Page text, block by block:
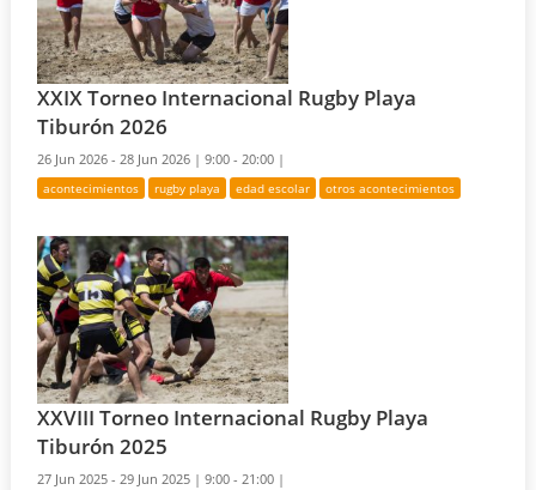
XXIX Torneo Internacional Rugby Playa
Tiburón 2026
26 Jun 2026 - 28 Jun 2026 |9:00 - 20:00 |
acontecimientos rugby playa edad escolar otros acontecimientos
XXVIII Torneo Internacional Rugby Playa
Tiburón 2025
27 Jun 2025 - 29 Jun 2025 |9:00 - 21:00 |